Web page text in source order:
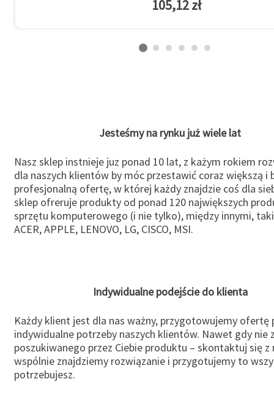
105,12 zł
Jesteśmy na rynku już wiele lat
Nasz sklep instnieje juz ponad 10 lat, z każym rokiem
dla naszych klientów by móc przestawić coraz większą i
profesjonalną ofertę, w której każdy znajdzie coś dla
sklep ofreruje produkty od ponad 120 największych
sprzętu komputerowego (i nie tylko), między innymi,
ACER, APPLE, LENOVO, LG, CISCO, MSI.
Indywidualne podejście do klienta
Każdy klient jest dla nas ważny, przygotowujemy ofertę
indywidualne potrzeby naszych klientów. Nawet gdy nie
poszukiwanego przez Ciebie produktu – skontaktuj się z
wspólnie znajdziemy rozwiązanie i przygotujemy to
potrzebujesz.